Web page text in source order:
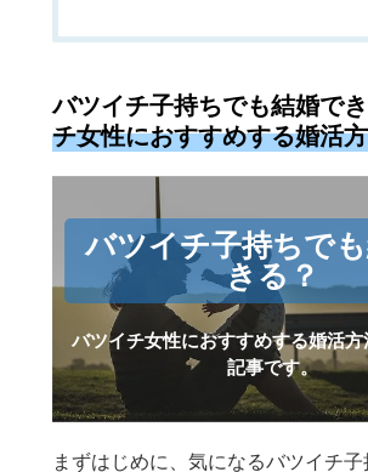
バツイチ子持ちでも結婚で
チ女性におすすめする婚活
バツイチ子持ちで
きる？
バツイチ女性におすすめする婚活
記事です。
まずはじめに、気になるバツイチ